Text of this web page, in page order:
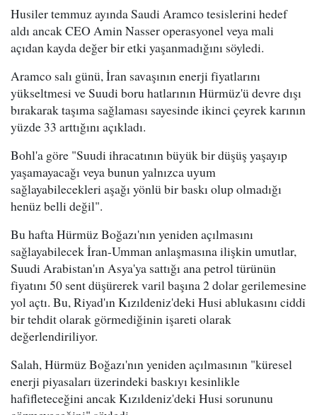
Husiler temmuz ayında Saudi Aramco tesislerini hedef
aldı ancak CEO Amin Nasser operasyonel veya mali
açıdan kayda değer bir etki yaşanmadığını söyledi.
Aramco salı günü, İran savaşının enerji fiyatlarını
yükseltmesi ve Suudi boru hatlarının Hürmüz'ü devre dışı
bırakarak taşıma sağlaması sayesinde ikinci çeyrek karının
yüzde 33 arttığını açıkladı.
Bohl'a göre "Suudi ihracatının büyük bir düşüş yaşayıp
yaşamayacağı veya bunun yalnızca uyum
sağlayabilecekleri aşağı yönlü bir baskı olup olmadığı
henüz belli değil".
Bu hafta Hürmüz Boğazı'nın yeniden açılmasını
sağlayabilecek İran-Umman anlaşmasına ilişkin umutlar,
Suudi Arabistan'ın Asya'ya sattığı ana petrol türünün
fiyatını 50 sent düşürerek varil başına 2 dolar gerilemesine
yol açtı. Bu, Riyad'ın Kızıldeniz'deki Husi ablukasını ciddi
bir tehdit olarak görmediğinin işareti olarak
değerlendiriliyor.
Salah, Hürmüz Boğazı'nın yeniden açılmasının "küresel
enerji piyasaları üzerindeki baskıyı kesinlikle
hafifleteceğini ancak Kızıldeniz'deki Husi sorununu